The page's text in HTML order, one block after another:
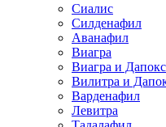
Сиалис
Силденафил
Аванафил
Виагра
Виагра и
Вилитра и
Варденафил
Левитра